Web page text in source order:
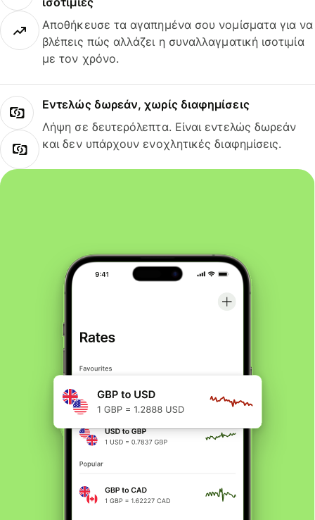
Αποθήκευσε τα αγαπημένα σου νομίσματα για να
βλέπεις πώς αλλάζει η συναλλαγματική ισοτιμία
με τον χρόνο.
Εντελώς δωρεάν, χωρίς διαφημίσεις
Λήψη σε δευτερόλεπτα. Είναι εντελώς δωρεάν
και δεν υπάρχουν ενοχλητικές διαφημίσεις.